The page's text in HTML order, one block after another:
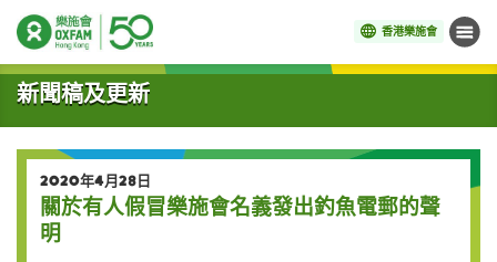
香港樂施會 目錄
開始主要內容
新聞稿及更新
2020年4月28日
關於有人假冒樂施會名義發出釣魚電郵的聲
明